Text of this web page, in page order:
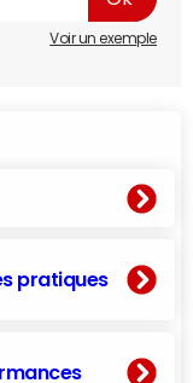
Voir un exemple
pratiques